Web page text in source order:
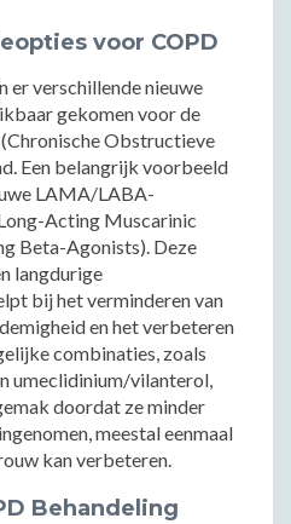
voor COPD
er verschillende nieuwe
gekomen voor de
Obstructieve
Een belangrijk voorbeeld
LAMA/LABA-
Acting Muscarinic
Beta-Agonists). Deze
langdurige
bij het verminderen van
en het verbeteren
combinaties, zoals
umeclidinium/vilanterol,
doordat ze minder
meestal eenmaal
kan verbeteren.
Behandeling